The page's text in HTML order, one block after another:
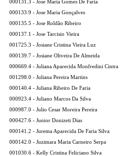
000131.3 - Jose Maria Gomes De Faria
000133.9 - Jose Maria Gonçalves
000135.5 - Jose Roldão Ribeiro
000137.1 - Jose Tarcisio Vieira
001725.3 - Josiane Cristina Vieira Luz
000139.7 - Josiane Oliveira De Almeida
000669.4 - Juliana Aparecida Monfredini Cintra
001298.0 - Juliana Pereira Martins
000140.4 - Juliana Ribeiro De Faria
000923.4 - Juliano Marcos Da Silva
000987.0 - Julio Cesar Moreira Pereira
000427.6 - Junior Donizeti Dias
000141.2 - Jurema Aparecida De Faria Silva
000142.0 - Juzimara Maria Carneiro Serpa
001030.6 - Kelly Cristina Feliciano Silva